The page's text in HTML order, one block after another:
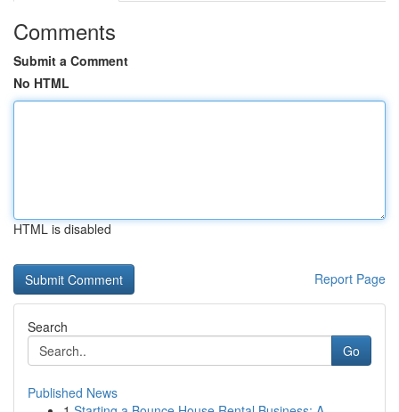
Comments
Submit a Comment
No HTML
HTML is disabled
Report Page
Search
Go
Published News